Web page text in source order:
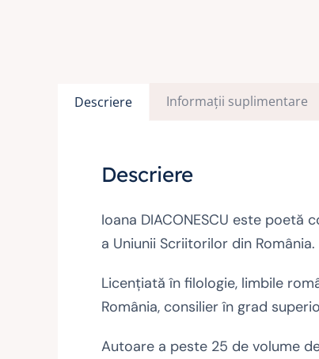
Descriere Informații suplimentare
Descriere
Ioana DIACONESCU este
a Uniunii Scriitorilor din România.
Licenţiată în filologie, limbile
România, consilier în grad
Autoare a peste 25 de volume